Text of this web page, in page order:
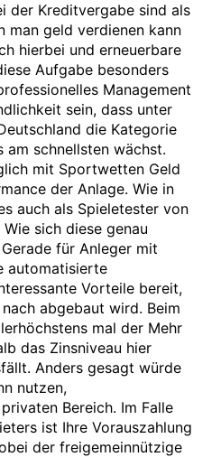
der Kreditvergabe sind als
man geld verdienen kann
hierbei und erneuerbare
Aufgabe besonders
Management
sein, dass unter
die Kategorie
schnellsten wächst.
mit Sportwetten Geld
der Anlage. Wie in
auch als Spieletester von
sich diese genau
für Anleger mit
automatisierte
Vorteile bereit,
abgebaut wird. Beim
mal der Mehr
das Zinsniveau hier
Anders gesagt würde
nutzen,
Bereich. Im Falle
ist Ihre Vorauszahlung
der freigemeinnützige